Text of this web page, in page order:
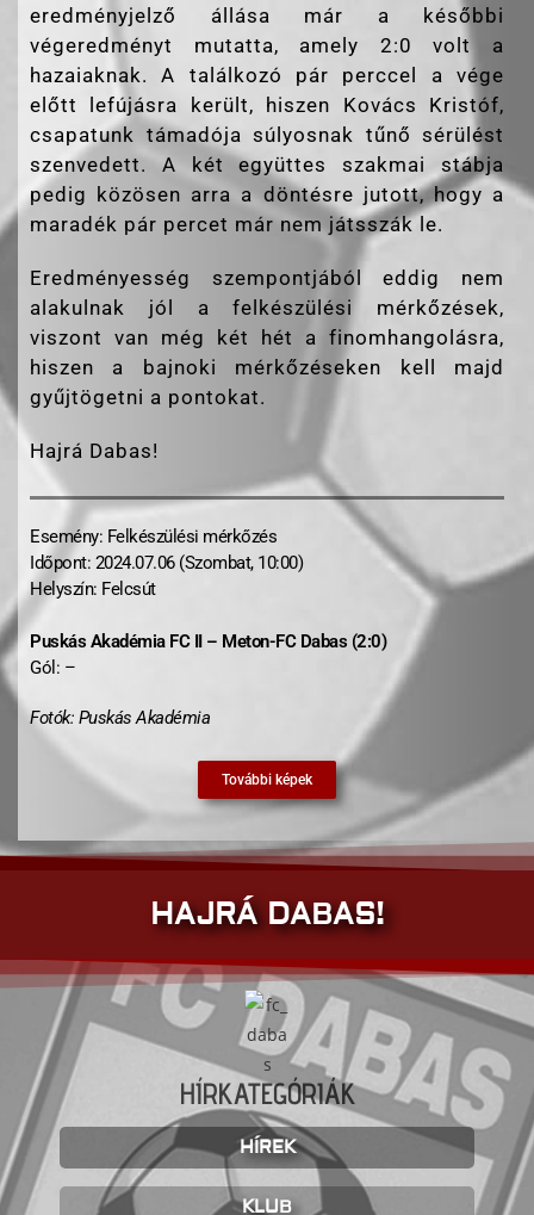
eredményjelző állása már a későbbi
végeredményt mutatta, amely 2:0 volt a
hazaiaknak. A találkozó pár perccel a vége
előtt lefújásra került, hiszen Kovács Kristóf,
csapatunk támadója súlyosnak tűnő sérülést
szenvedett. A két együttes szakmai stábja
pedig közösen arra a döntésre jutott, hogy a
maradék pár percet már nem játsszák le.
Eredményesség szempontjából eddig nem
alakulnak jól a felkészülési mérkőzések,
viszont van még két hét a finomhangolásra,
hiszen a bajnoki mérkőzéseken kell majd
gyűjtögetni a pontokat.
Hajrá Dabas!
Esemény: Felkészülési mérkőzés
Időpont: 2024.07.06 (Szombat, 10:00)
Helyszín: Felcsút
Puskás Akadémia FC II – Meton-FC Dabas (2:0)
Gól: –
Fotók: Puskás Akadémia
További képek
HAJRÁ DABAS!
HÍRKATEGÓRIÁK
HÍREK
KLUB